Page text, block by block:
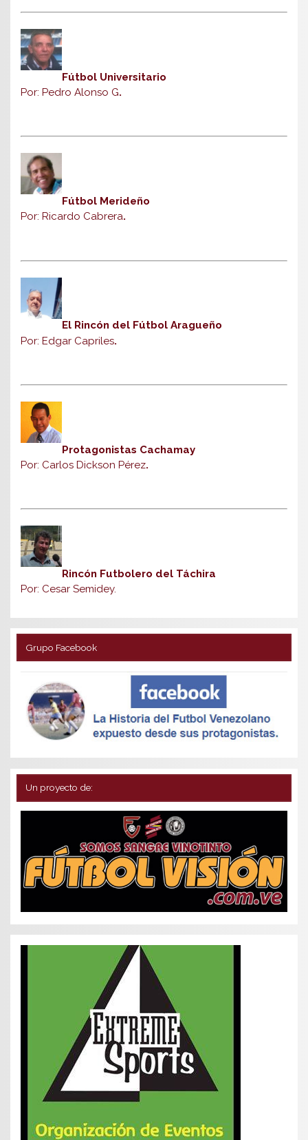
Fútbol Universitario
Por: Pedro Alonso G.
Fútbol Merideño
Por: Ricardo Cabrera.
El Rincón del Fútbol Aragueño
Por: Edgar Capriles.
Protagonistas Cachamay
Por: Carlos Dickson Pérez.
Rincón Futbolero del Táchira
Por: Cesar Semidey.
Grupo Facebook
Un proyecto de: